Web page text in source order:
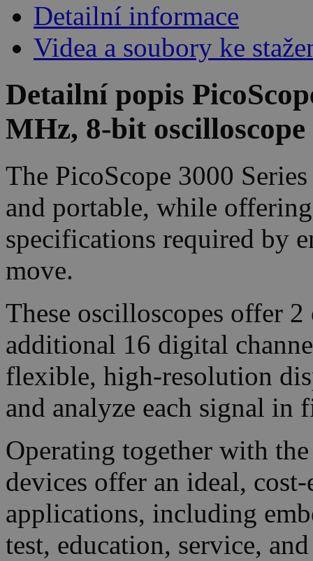
Detailní informace
Videa a soubory ke
Detailní popis
MHz, 8-bit
The PicoScope 3000
and portable, while
specifications required by
move.
These oscilloscopes offer
additional 16 digital
flexible, high-resolution
and analyze each signal in
Operating together with
devices offer an ideal,
applications, including
test, education, service,